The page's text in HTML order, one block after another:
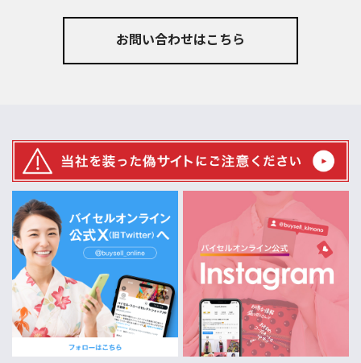
お問い合わせはこちら